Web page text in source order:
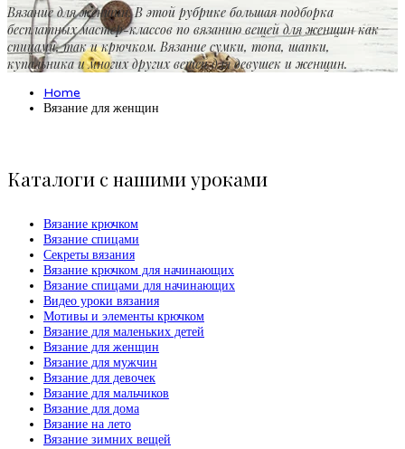
Вязание для женщин. В этой рубрике большая подборка
бесплатных мастер-классов по вязанию вещей для женщин как
спицами, так и крючком. Вязание сумки, топа, шапки,
купальника и многих других вещей для девушек и женщин.
Home
Вязание для женщин
Каталоги с нашими уроками
Вязание крючком
Вязание спицами
Секреты вязания
Вязание крючком для начинающих
Вязание спицами для начинающих
Видео уроки вязания
Мотивы и элементы крючком
Вязание для маленьких детей
Вязание для женщин
Вязание для мужчин
Вязание для девочек
Вязание для мальчиков
Вязание для дома
Вязание на лето
Вязание зимних вещей